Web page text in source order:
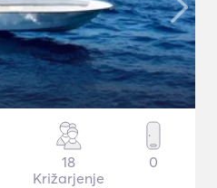
18
Križarjenje
0